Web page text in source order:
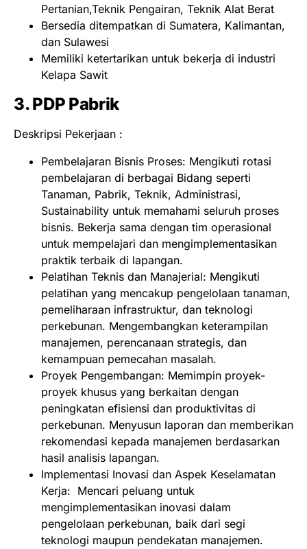
Pertanian,Teknik Pengairan, Teknik Alat Berat
Bersedia ditempatkan di Sumatera, Kalimantan,
dan Sulawesi
Memiliki ketertarikan untuk bekerja di industri
Kelapa Sawit
3. PDP Pabrik
Deskripsi Pekerjaan :
Pembelajaran Bisnis Proses: Mengikuti rotasi
pembelajaran di berbagai Bidang seperti
Tanaman, Pabrik, Teknik, Administrasi,
Sustainability untuk memahami seluruh proses
bisnis. Bekerja sama dengan tim operasional
untuk mempelajari dan mengimplementasikan
praktik terbaik di lapangan.
Pelatihan Teknis dan Manajerial: Mengikuti
pelatihan yang mencakup pengelolaan tanaman,
pemeliharaan infrastruktur, dan teknologi
perkebunan. Mengembangkan keterampilan
manajemen, perencanaan strategis, dan
kemampuan pemecahan masalah.
Proyek Pengembangan: Memimpin proyek-
proyek khusus yang berkaitan dengan
peningkatan efisiensi dan produktivitas di
perkebunan. Menyusun laporan dan memberikan
rekomendasi kepada manajemen berdasarkan
hasil analisis lapangan.
Implementasi Inovasi dan Aspek Keselamatan
Kerja: Mencari peluang untuk
mengimplementasikan inovasi dalam
pengelolaan perkebunan, baik dari segi
teknologi maupun pendekatan manajemen.